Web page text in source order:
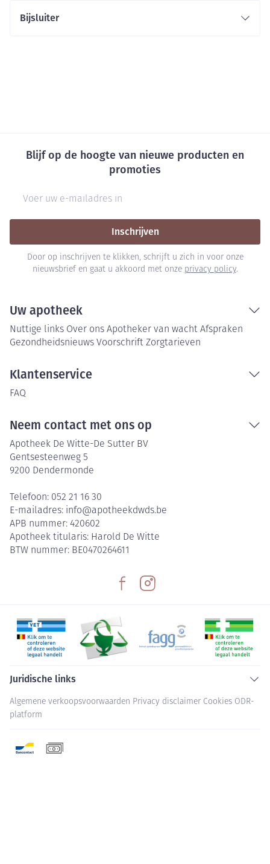
Bijsluiter
Blijf op de hoogte van nieuwe producten en
promoties
Inschrijven
Door op inschrijven te klikken, schrijft u zich in voor onze
nieuwsbrief en gaat u akkoord met onze privacy policy.
Uw apotheek
Nuttige links Over ons Apotheker van wacht Afspraken
Gezondheidsnieuws Voorschrift Zorgtarieven
Klantenservice
FAQ
Neem contact met ons op
Apotheek De Witte-De Sutter BV
Gentsesteenweg 5
9200 Dendermonde
Telefoon: 052 21 16 30
E-mailadres: info@apotheekdwds.be
APB nummer: 420602
Apotheek titularis: Harold De Witte
BTW nummer: BE0470264611
Juridische links
Algemene verkoopsvoorwaarden Privacy disclaimer Cookies ODR-
platform